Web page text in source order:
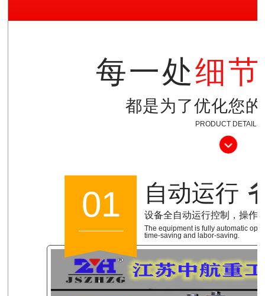
每一处细节
都是为了优化您
PRODUCT DETAILS
01 自动运行
设备全自动运行控制，操作
The equipment is fully automatic
time-saving and labor-saving.